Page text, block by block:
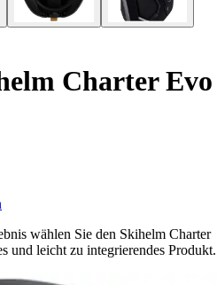
Charter Evo
wählen Sie den Skihelm Charter
und leicht zu integrierendes Produkt.